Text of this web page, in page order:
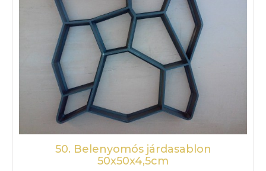
50. Belenyomós járdasablon
50x50x4,5cm